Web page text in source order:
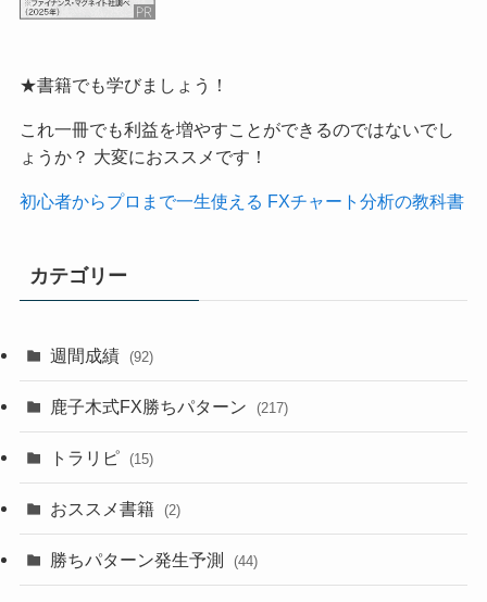
★書籍でも学びましょう！
これ一冊でも利益を増やすことができるのではないでし
ょうか？ 大変におススメです！
初心者からプロまで一生使える FXチャート分析の教科書
カテゴリー
週間成績 (92)
鹿子木式FX勝ちパターン (217)
トラリピ (15)
おススメ書籍 (2)
勝ちパターン発生予測 (44)